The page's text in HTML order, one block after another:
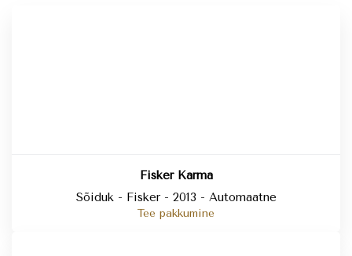
Fisker Karma
Sõiduk - Fisker - 2013 - Automaatne
Tee pakkumine